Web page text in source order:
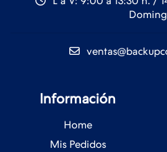
Información
Home
Mis Pedidos